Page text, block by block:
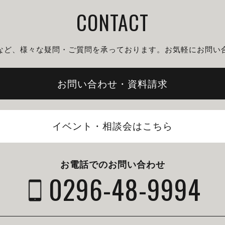
CONTACT
ど、様々な疑問・ご質問を承っております。 お気軽にお問い
お問い合わせ・資料請求
イベント・相談会はこちら
お電話でのお問い合わせ
0296-48-9994